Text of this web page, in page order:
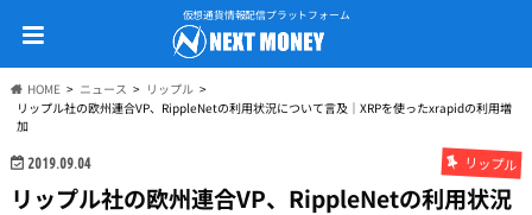
仮想通貨情報配信プラットフォーム
HOME ニュース
リップル
リップル社の欧州連合VP、RippleNetの利用状況について言及｜XRPを使ったxrapidの利用増
加
2019.09.04 リップル
リップル社の欧州連合VP、RippleNetの利用状況